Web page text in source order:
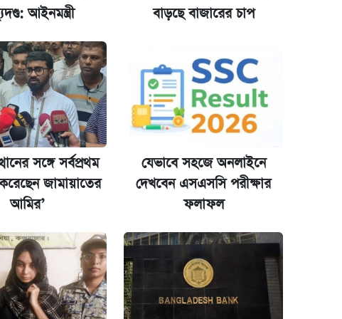
যা
বিরুদ্ধে ব্যবস্থা
আইনমন্ত্রী
বাড়ছে বাজারের চাপ
সঙ্গে সর্বপ্রথম
জামায়াতের
আমির’
যেভাবে সহজে অনলাইনে
দেখবেন এসএসসি পরীক্ষার
ফলাফল